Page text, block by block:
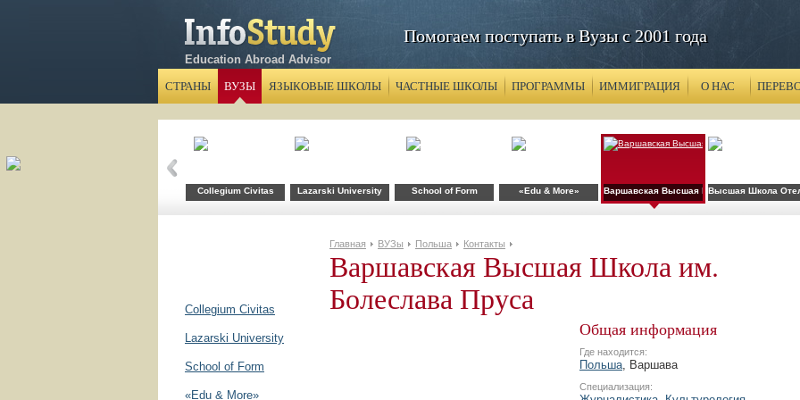
Education Abroad Advisor
Помогаем поступать в Вузы с 2001 года
СТРАНЫ ВУЗЫ ЯЗЫКОВЫЕ ШКОЛЫ ЧАСТНЫЕ ШКОЛЫ ПРОГРАММЫ ИММИГРАЦИЯ О НАС
Collegium Civitas Lazarski University School of Form «Edu & More» Варшавская Высшая Школа им.
Высшая Школа
Collegium Civitas
Lazarski University
School of Form
«Edu & More»
Главная ВУЗы Польша Контакты
Варшавская Высшая Школа им.
Болеслава Пруса
Общая информация
Где находится:
Польша, Варшава
Специализация: